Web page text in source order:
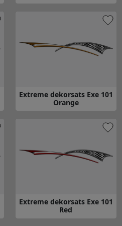
Extreme dekorsats Exe 101
Orange
Extreme dekorsats Exe 101
Red